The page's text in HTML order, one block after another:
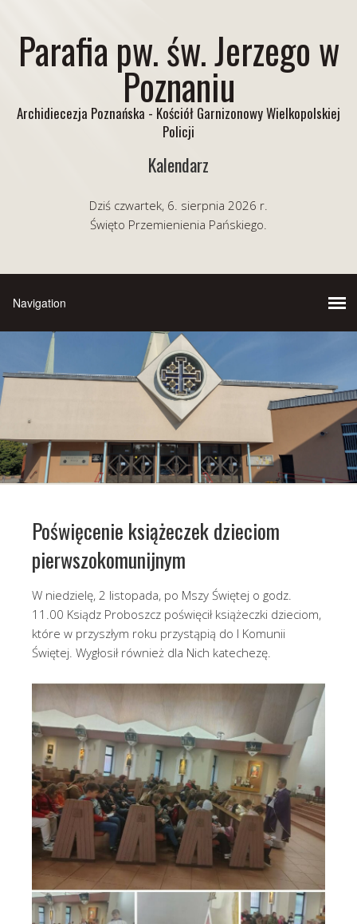
Parafia pw. św. Jerzego w
Poznaniu
Archidiecezja Poznańska - Kościół Garnizonowy Wielkopolskiej
Policji
Kalendarz
Dziś czwartek, 6. sierpnia 2026 r.
Święto Przemienienia Pańskiego.
Poświęcenie książeczek dzieciom
pierwszokomunijnym
W niedzielę, 2 listopada, po Mszy Świętej o godz.
11.00 Ksiądz Proboszcz poświęcił książeczki dzieciom,
które w przyszłym roku przystąpią do I Komunii
Świętej. Wygłosił również dla Nich katechezę.